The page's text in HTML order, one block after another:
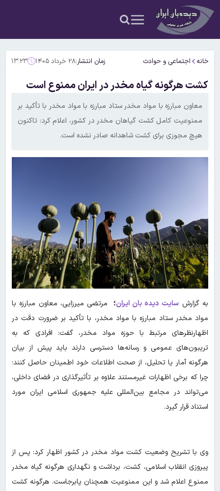
خانه اجتماعی و حوادث زمان انتشار:۲۸ خرداد ۱۴۰۵ ۱۳:۲۳
کشت هرگونه گیاه مخدر در ایران ممنوع است
معاون مبارزه با مواد مخدر ستاد مبارزه با مواد مخدر با تأکید بر
ممنوعیت کامل کشت گیاهان مخدر در کشور، اعلام کرد: تاکنون
هیچ مجوزی برای کشت شاهدانه صادر نشده است.
به گزارش سایت دیده بان ایران؛
مرتضی میرزایی، معاون مبارزه با
مواد مخدر ستاد مبارزه با مواد مخدر، با تأکید بر ضرورت دقت در
اظهارنظرهای مرتبط با حوزه مواد مخدر، گفت: افرادی که به
تریبون‌های عمومی و رسانه‌ها دسترسی دارند باید پیش از بیان
هرگونه آمار یا تحلیل، از صحت اطلاعات خود اطمینان حاصل کنند؛
چرا که برخی اظهارات غیرمستند علاوه بر تأثیرگذاری در فضای داخلی،
می‌تواند در مجامع بین‌المللی علیه جمهوری اسلامی ایران مورد
استناد قرار گیرد.
وی با تشریح وضعیت کشت مواد مخدر در کشور اظهار کرد: پس از
پیروزی انقلاب اسلامی، کشت، برداشت و نگهداری هرگونه گیاه مخدر
ممنوع اعلام شد و این ممنوعیت همچنان پابرجاست. هرگونه کشت